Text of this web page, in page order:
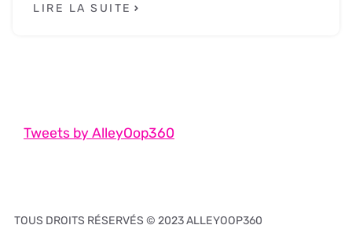
LIRE LA SUITE
Tweets by AlleyOop360
TOUS DROITS RÉSERVÉS © 2023 ALLEYOOP360